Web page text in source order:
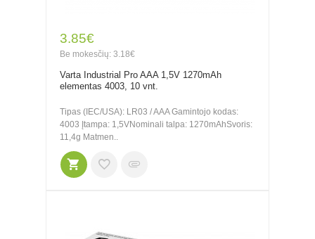
3.85€
Be mokesčių: 3.18€
Varta Industrial Pro AAA 1,5V 1270mAh
elementas 4003, 10 vnt.
Tipas (IEC/USA): LR03 / AAA Gamintojo kodas:
4003 Įtampa: 1,5VNominali talpa: 1270mAhSvoris:
11,4g Matmen..